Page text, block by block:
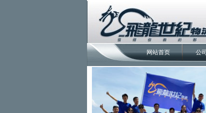
网站首页 公